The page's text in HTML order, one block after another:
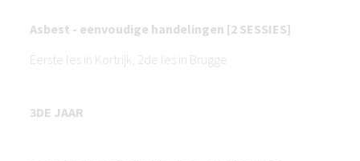
Asbest - eenvoudige handelingen [2 SESSIES]
Eerste les in Kortrijk, 2de les in Brugge
3DE JAAR